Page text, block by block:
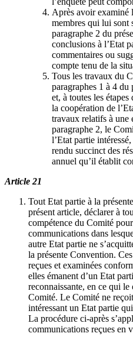
Après avoir examiné
membres qui lui sont
paragraphe 2 du
conclusions à l’Etat
commentaires ou
compte tenu de la
Tous les travaux du
paragraphes 1 à 4
et, à toutes les
la coopération de
travaux relatifs à une
paragraphe 2, le
l’Etat partie
rendu succinct des
annuel qu’il établit
Article 21
Tout Etat partie à la
présent article, déclarer à
compétence du Comité
communications dans
autre Etat partie ne
la présente Convention.
reçues et examinées
elles émanent d’un Etat
reconnaissante, en ce qui
Comité. Le Comité ne
intéressant un Etat partie
La procédure ci-après
communications reçues en